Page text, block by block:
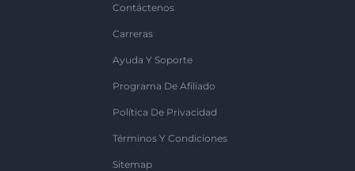
Contáctenos
Carreras
Ayuda Y Soporte
Programa De Afiliado
Política De Privacidad
Términos Y Condiciones
Sitemap